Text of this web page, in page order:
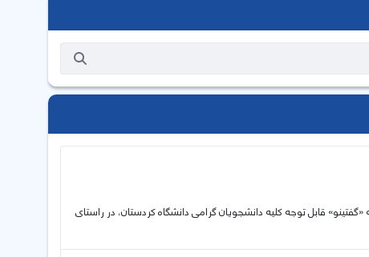
«گفتینو» قابل توجه کلیه دانشجویان گرامی دانشگاه کردستان، در راستای